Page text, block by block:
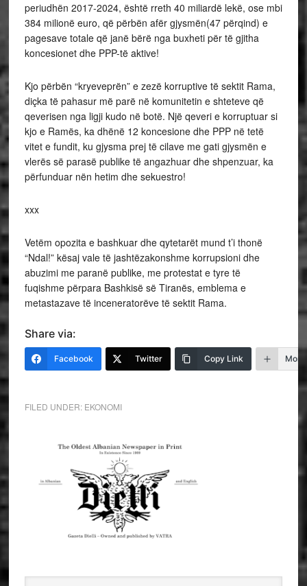
periudhën 2017-2024, është rreth 40 miliardë lekë, ose mbi
384 milionë euro, që përbën afër gjysmën(47 përqind) e
pagesave totale që janë bërë nga buxheti për të gjitha
koncesionet dhe PPP-të aktive!
Kjo përbën “kryeveprën” e zezë korruptive të sektit Rama,
diçka të pahasur më parë në komunitetin e shteteve që
qeverisen nga ligji kudo në botë. Një qeveri e korruptuar si
kjo e Ramës, ka dhënë 12 koncesione dhe PPP në tetë
vitet e fundit, ku gjysma prej të cilave me gati gjysmën e
vlerës së parasë publike të angazhuar dhe shpenzuar, ka
përfunduar nën hetim dhe sekuestro!
xxx
Vetëm opozita e bashkuar dhe qytetarët mund t’i thonë
“Ndal!” kësaj vale të jashtëzakonshme korrupsioni dhe
abuzimi me paranë publike, me protestat e tyre të
fuqishme përpara Bashkisë së Tiranës, emblema e
metastazave të inceneratorëve të sektit Rama.
Share via:
Facebook Twitter Copy Link More
FILED UNDER: EKONOMI